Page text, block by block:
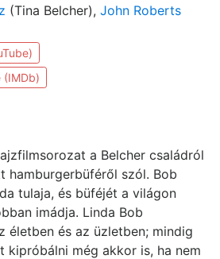
(Tina Belcher), John Roberts
(IMDb)
a Belcher családról
hamburgerbüféről szól. Bob
tulaja, és büféjét a világon
imádja. Linda Bob
életben és az üzletben; mindig
kipróbálni még akkor is, ha nem